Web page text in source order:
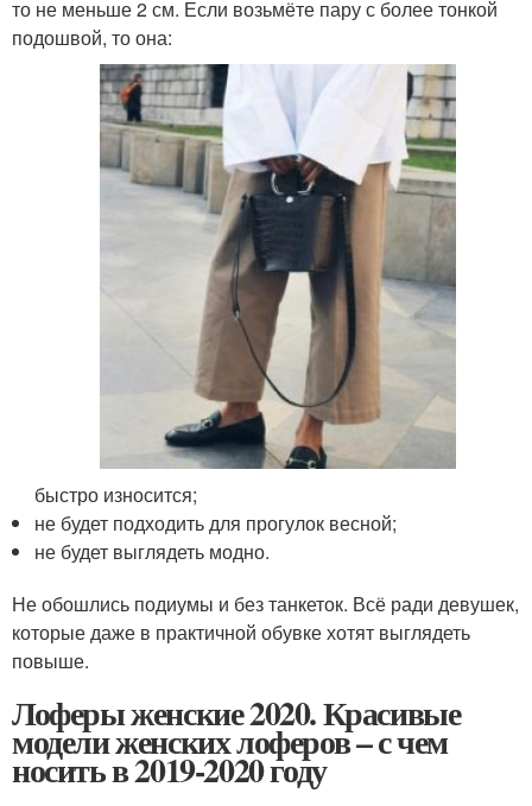
то не меньше 2 см. Если возьмёте пару с более тонкой
подошвой, то она:
быстро износится;
не будет подходить для прогулок весной;
не будет выглядеть модно.
Не обошлись подиумы и без танкеток. Всё ради девушек,
которые даже в практичной обувке хотят выглядеть
повыше.
Лоферы женские 2020. Красивые
модели женских лоферов – с чем
носить в 2019-2020 году